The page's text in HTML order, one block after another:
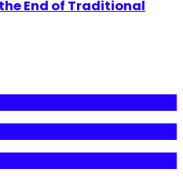
End of Traditional